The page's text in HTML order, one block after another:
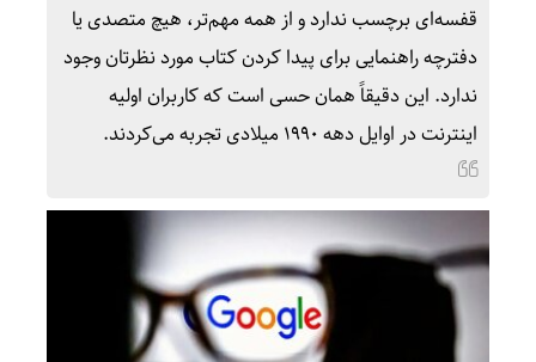
قفسه‌ای برچسب ندارد و از همه مهم‌تر، هیچ متصدی یا
دفترچه راهنمایی برای پیدا کردن کتاب مورد نظرتان وجود
ندارد. این دقیقاً همان حسی است که کاربران اولیه
اینترنت در اوایل دهه 1990 میلادی تجربه می‌کردند.